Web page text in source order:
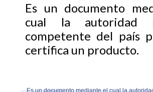
Es un documento
cual la autoridad
competente del país
certifica un producto.